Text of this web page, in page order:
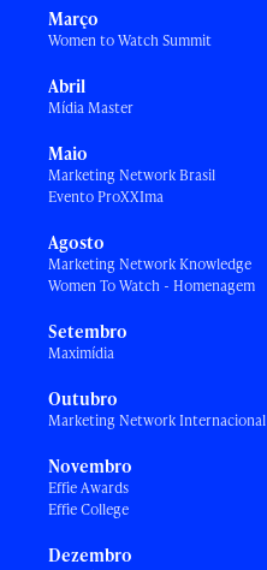
Março
Women to Watch Summit
Abril
Mídia Master
Maio
Marketing Network Brasil
Evento ProXXIma
Agosto
Marketing Network Knowledge
Women To Watch - Homenagem
Setembro
Maximídia
Outubro
Marketing Network Internacional
Novembro
Effie Awards
Effie College
Dezembro